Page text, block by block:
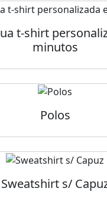
t-shirt
minutos
Polos
Sweatshirt s/